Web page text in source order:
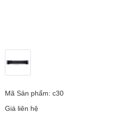
Mã Sản phẩm: c30
Giá liên hệ